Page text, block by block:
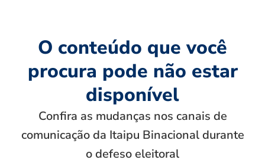
O conteúdo que você
procura pode não estar
disponível
Confira as mudanças nos canais de
comunicação da Itaipu Binacional durante
o defeso eleitoral